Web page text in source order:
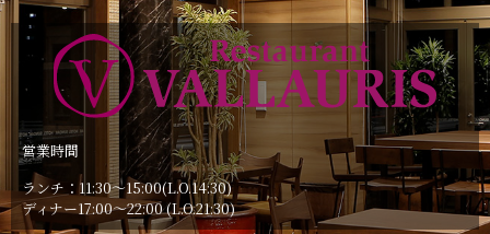
営業時間
ランチ：11:30～15:00(L.O.14:30)
ディナー17:00～22:00 (L.O.21:30)